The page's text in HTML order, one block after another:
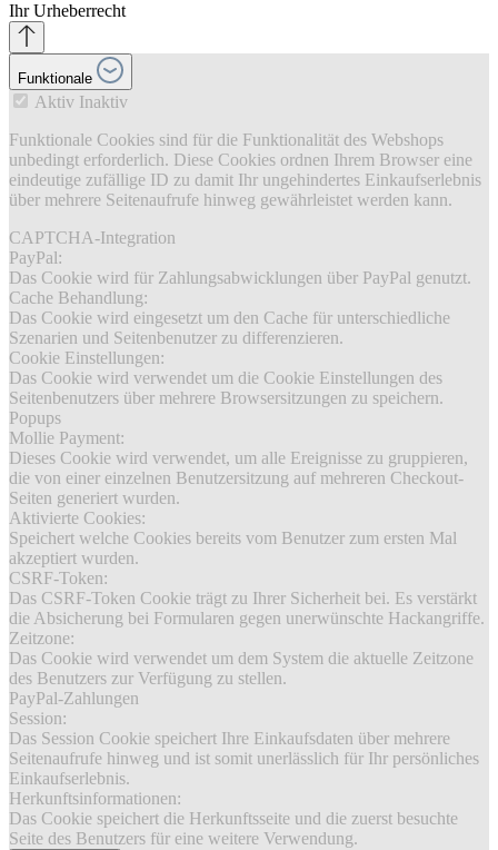
Ihr Urheberrecht
Funktionale
Aktiv Inaktiv
Funktionale Cookies sind für die Funktionalität des Webshops
unbedingt erforderlich. Diese Cookies ordnen Ihrem Browser eine
eindeutige zufällige ID zu damit Ihr ungehindertes Einkaufserlebnis
über mehrere Seitenaufrufe hinweg gewährleistet werden kann.
CAPTCHA-Integration
PayPal:
Das Cookie wird für Zahlungsabwicklungen über PayPal genutzt.
Cache Behandlung:
Das Cookie wird eingesetzt um den Cache für unterschiedliche
Szenarien und Seitenbenutzer zu differenzieren.
Cookie Einstellungen:
Das Cookie wird verwendet um die Cookie Einstellungen des
Seitenbenutzers über mehrere Browsersitzungen zu speichern.
Popups
Mollie Payment:
Dieses Cookie wird verwendet, um alle Ereignisse zu gruppieren,
die von einer einzelnen Benutzersitzung auf mehreren Checkout-
Seiten generiert wurden.
Aktivierte Cookies:
Speichert welche Cookies bereits vom Benutzer zum ersten Mal
akzeptiert wurden.
CSRF-Token:
Das CSRF-Token Cookie trägt zu Ihrer Sicherheit bei. Es verstärkt
die Absicherung bei Formularen gegen unerwünschte Hackangriffe.
Zeitzone:
Das Cookie wird verwendet um dem System die aktuelle Zeitzone
des Benutzers zur Verfügung zu stellen.
PayPal-Zahlungen
Session:
Das Session Cookie speichert Ihre Einkaufsdaten über mehrere
Seitenaufrufe hinweg und ist somit unerlässlich für Ihr persönliches
Einkaufserlebnis.
Herkunftsinformationen:
Das Cookie speichert die Herkunftsseite und die zuerst besuchte
Seite des Benutzers für eine weitere Verwendung.